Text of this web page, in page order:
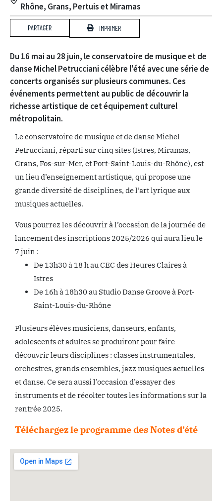
Rhône, Grans, Pertuis et Miramas
PARTAGER IMPRIMER
Du 16 mai au 28 juin, le conservatoire de musique et de
danse Michel Petrucciani célèbre l'été avec une série de
concerts organisés sur plusieurs communes. Ces
événements permettent au public de découvrir la
richesse artistique de cet équipement culturel
métropolitain.
Le conservatoire de musique et de danse Michel
Petrucciani, réparti sur cinq sites (Istres, Miramas,
Grans, Fos-sur-Mer, et Port-Saint-Louis-du-Rhône), est
un lieu d’enseignement artistique, qui propose une
grande diversité de disciplines, de l’art lyrique aux
musiques actuelles.
Vous pourrez les découvrir à l’occasion de la journée de
lancement des inscriptions 2025/2026 qui aura lieu le
7 juin :
De 13h30 à 18 h au CEC des Heures Claires à
Istres
De 16h à 18h30 au Studio Danse Groove à Port-
Saint-Louis-du-Rhône
Plusieurs élèves musiciens, danseurs, enfants,
adolescents et adultes se produiront pour faire
découvrir leurs disciplines : classes instrumentales,
orchestres, grands ensembles, jazz musiques actuelles
et danse. Ce sera aussi l’occasion d’essayer des
instruments et de récolter toutes les informations sur la
rentrée 2025.
Téléchargez le programme des Notes d’été